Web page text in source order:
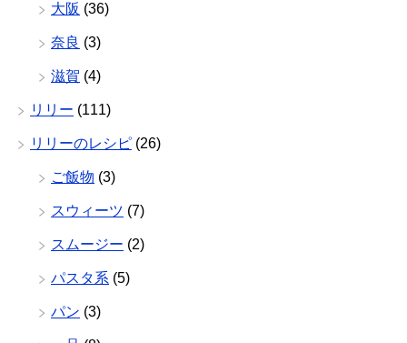
大阪 (36)
奈良 (3)
滋賀 (4)
リリー (111)
リリーのレシピ (26)
ご飯物 (3)
スウィーツ (7)
スムージー (2)
パスタ系 (5)
パン (3)